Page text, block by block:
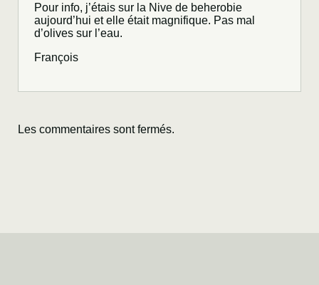
Pour info, j’étais sur la Nive de beherobie
aujourd’hui et elle était magnifique. Pas mal
d’olives sur l’eau.
François
Les commentaires sont fermés.